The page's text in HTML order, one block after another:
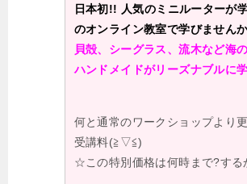
日本初!! 人気のミニルーターが
のオンライン教室で学びませんか
貝殻、シーグラス、流木など海
ハンドメイドがリーズナブルに学
何と通常のワークショップより
受講料(≧▽≦)
☆この特別価格は何時まで?する